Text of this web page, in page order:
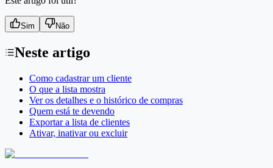
Sim Não
Neste artigo
Como cadastrar um cliente
O que a lista mostra
Ver os detalhes e o histórico de compras
Quem está te devendo
Exportar a lista de clientes
Ativar, inativar ou excluir